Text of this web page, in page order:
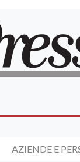
AZIENDE E